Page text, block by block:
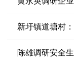
新圩镇道塘村
陈雄调研安全